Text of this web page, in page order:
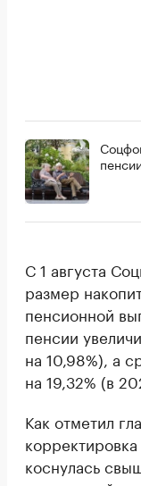
С 1 августа
размер
пенсионной
пенсии
на 10,98%), а
на 19,32% (в
Как отметил
коснулась